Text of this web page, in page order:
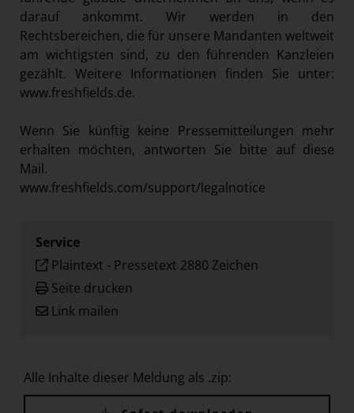
darauf ankommt. Wir werden in den
Rechtsbereichen, die für unsere Mandanten weltweit
am wichtigsten sind, zu den führenden Kanzleien
gezählt. Weitere Informationen finden Sie unter:
www.freshfields.de.
Wenn Sie künftig keine Pressemitteilungen mehr
erhalten möchten, antworten Sie bitte auf diese
Mail.
www.freshfields.com/support/legalnotice
Service
Plaintext - Pressetext 2880 Zeichen
Seite drucken
Link mailen
Alle Inhalte dieser Meldung als .zip: